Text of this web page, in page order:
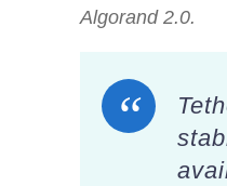
Algorand 2.0.